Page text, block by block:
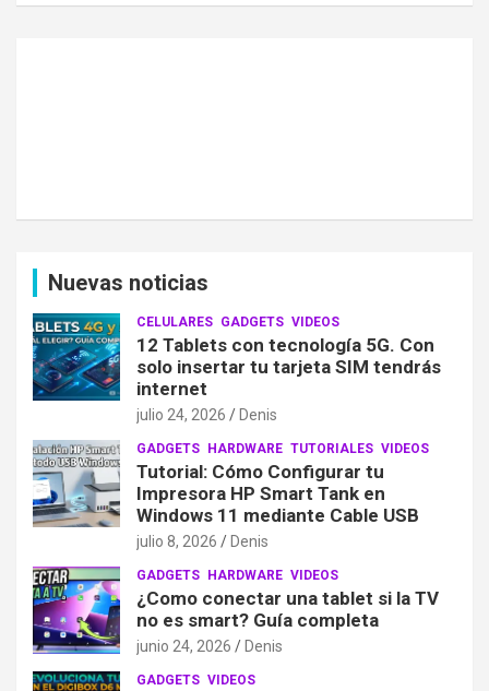
Nuevas noticias
CELULARES GADGETS VIDEOS
12 Tablets con tecnología 5G. Con
solo insertar tu tarjeta SIM tendrás
internet
julio 24, 2026 Denis
GADGETS HARDWARE TUTORIALES VIDEOS
Tutorial: Cómo Configurar tu
Impresora HP Smart Tank en
Windows 11 mediante Cable USB
julio 8, 2026 Denis
GADGETS HARDWARE VIDEOS
¿Como conectar una tablet si la TV
no es smart? Guía completa
junio 24, 2026 Denis
GADGETS VIDEOS